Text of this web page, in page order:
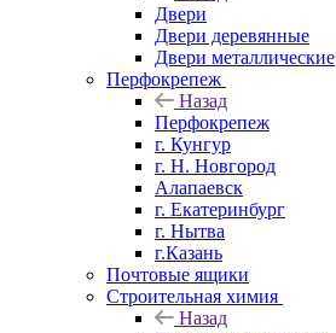
Двери
Двери деревянные
Двери металлические
Перфокрепеж
Назад
Перфокрепеж
г. Кунгур
г. Н. Новгород
Алапаевск
г. Екатеринбург
г. Нытва
г.Казань
Почтовые ящики
Строительная химия
Назад